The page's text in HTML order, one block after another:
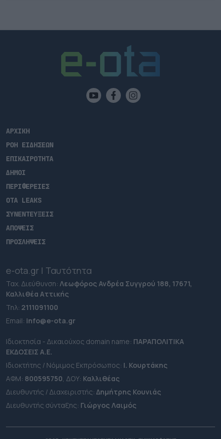
ΑΡΧΙΚΗ
ΡΟΗ ΕΙΔΗΣΕΩΝ
ΕΠΙΚΑΙΡΟΤΗΤΑ
ΔΗΜΟΙ
ΠΕΡΙΦΕΡΕΙΕΣ
OTA LEAKS
ΣΥΝΕΝΤΕΥΞΕΙΣ
ΑΠΟΨΕΙΣ
ΠΡΟΣΛΗΨΕΙΣ
e-ota.gr | Ταυτότητα
Ταχ. Διεύθυνση: Λεωφόρος Ανδρέα Συγγρού 188, 17671,
Καλλιθέα Αττικής
Τηλ: 2111091100
Εmail: info@e-ota.gr
Ιδιοκτησία - Δικαιούχος domain name: ΠΑΡΑΠΟΛΙΤΙΚΑ
ΕΚΔΟΣΕΙΣ A.E.
Ιδιοκτήτης / Νόμιμος Εκπρόσωπος: Ι. Κουρτάκης
ΑΦΜ: 800595750 , ΔΟΥ: Καλλιθέας
Διευθυντής / Διαχειριστής: Δημήτρης Κουνιάς
Διευθυντής σύνταξης: Γιώργος Λαιμός